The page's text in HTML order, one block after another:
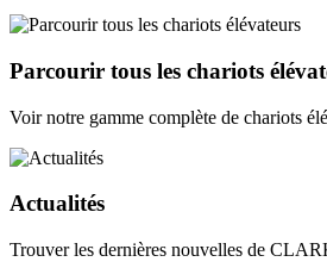
Parcourir tous les chariots
Voir notre gamme complète de chariots
Actualités
Trouver les dernières nouvelles de